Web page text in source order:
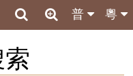
粵
普